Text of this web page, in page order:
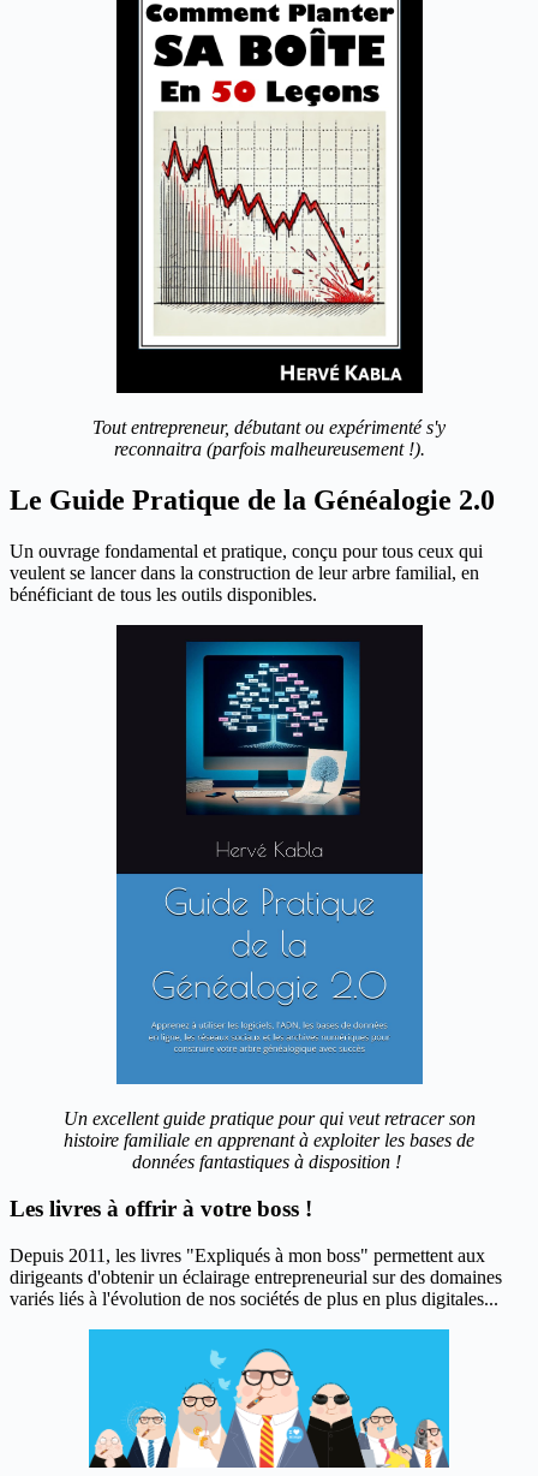
Tout entrepreneur, débutant ou expérimenté s'y
reconnaitra (parfois malheureusement !).
Le Guide Pratique de la Généalogie 2.0
Un ouvrage fondamental et pratique, conçu pour tous ceux qui
veulent se lancer dans la construction de leur arbre familial, en
bénéficiant de tous les outils disponibles.
Un excellent guide pratique pour qui veut retracer son
histoire familiale en apprenant à exploiter les bases de
données fantastiques à disposition !
Les livres à offrir à votre boss !
Depuis 2011, les livres "Expliqués à mon boss" permettent aux
dirigeants d'obtenir un éclairage entrepreneurial sur des domaines
variés liés à l'évolution de nos sociétés de plus en plus digitales...